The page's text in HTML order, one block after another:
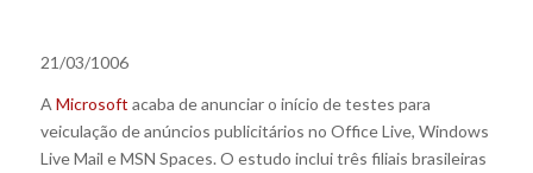
21/03/1006
A Microsoft acaba de anunciar o início de testes para
veiculação de anúncios publicitários no Office Live, Windows
Live Mail e MSN Spaces. O estudo inclui três filiais brasileiras